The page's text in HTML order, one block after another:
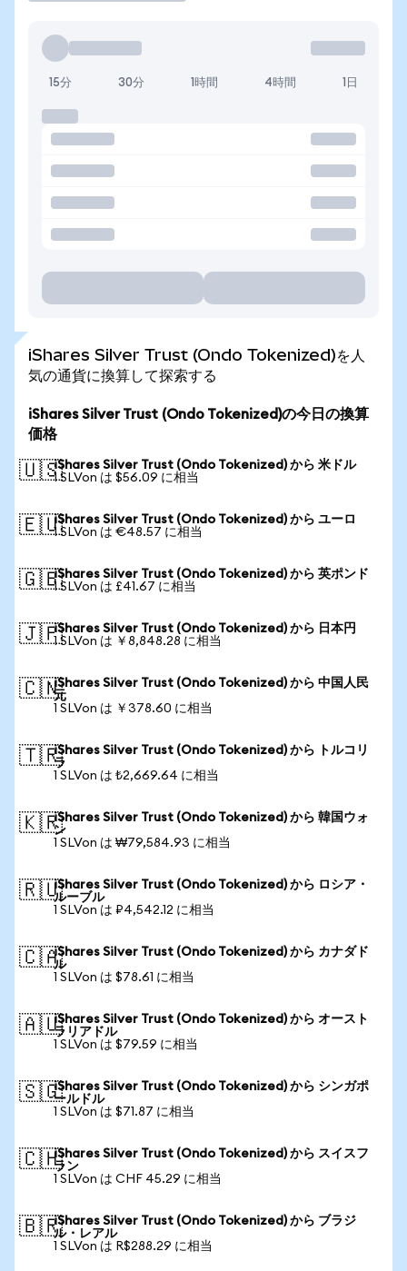
15分 30分 1時間 4時間 1日
iShares Silver Trust (Ondo Tokenized)を人
気の通貨に換算して探索する
iShares Silver Trust (Ondo Tokenized)の今日の換算
価格
🇺🇸iShares Silver Trust (Ondo Tokenized) から 米ドル
1 SLVon は $56.09 に相当
🇪🇺iShares Silver Trust (Ondo Tokenized) から ユーロ
1 SLVon は €48.57 に相当
🇬🇧iShares Silver Trust (Ondo Tokenized) から 英ポンド
1 SLVon は £41.67 に相当
🇯🇵iShares Silver Trust (Ondo Tokenized) から 日本円
1 SLVon は ￥8,848.28 に相当
🇨🇳iShares Silver Trust (Ondo Tokenized) から 中国人民
元
1 SLVon は ￥378.60 に相当
🇹🇷iShares Silver Trust (Ondo Tokenized) から トルコリ
ラ
1 SLVon は ₺2,669.64 に相当
🇰🇷iShares Silver Trust (Ondo Tokenized) から 韓国ウォ
ン
1 SLVon は ₩79,584.93 に相当
🇷🇺iShares Silver Trust (Ondo Tokenized) から ロシア・
ルーブル
1 SLVon は ₽4,542.12 に相当
🇨🇦iShares Silver Trust (Ondo Tokenized) から カナダド
ル
1 SLVon は $78.61 に相当
🇦🇺iShares Silver Trust (Ondo Tokenized) から オースト
ラリアドル
1 SLVon は $79.59 に相当
🇸🇬iShares Silver Trust (Ondo Tokenized) から シンガポ
ールドル
1 SLVon は $71.87 に相当
🇨🇭iShares Silver Trust (Ondo Tokenized) から スイスフ
ラン
1 SLVon は CHF 45.29 に相当
🇧🇷iShares Silver Trust (Ondo Tokenized) から ブラジ
ル・レアル
1 SLVon は R$288.29 に相当